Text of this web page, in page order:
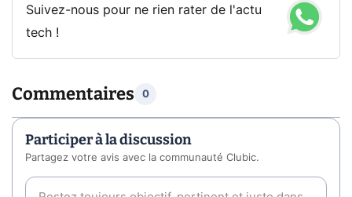
Suivez-nous pour ne rien rater de l'actu
tech !
Commentaires 0
Participer à la discussion
Partagez votre avis avec la communauté Clubic.